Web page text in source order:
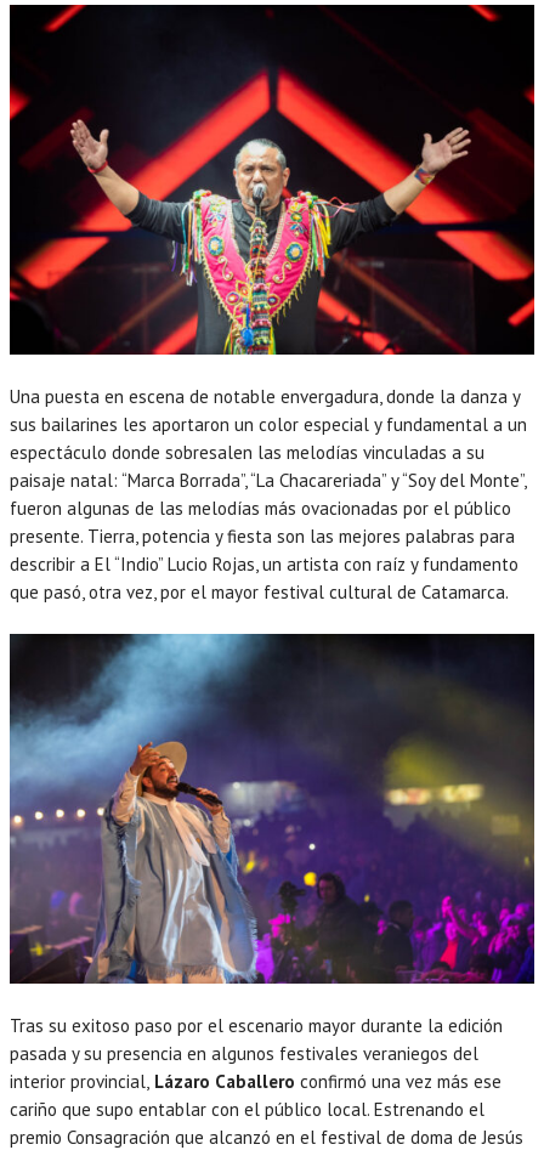
Una puesta en escena de notable envergadura, donde la danza y
sus bailarines les aportaron un color especial y fundamental a un
espectáculo donde sobresalen las melodías vinculadas a su
paisaje natal: “Marca Borrada”, “La Chacareriada” y “Soy del Monte”,
fueron algunas de las melodías más ovacionadas por el público
presente. Tierra, potencia y fiesta son las mejores palabras para
describir a El “Indio” Lucio Rojas, un artista con raíz y fundamento
que pasó, otra vez, por el mayor festival cultural de Catamarca.
Tras su exitoso paso por el escenario mayor durante la edición
pasada y su presencia en algunos festivales veraniegos del
interior provincial, Lázaro Caballero confirmó una vez más ese
cariño que supo entablar con el público local. Estrenando el
premio Consagración que alcanzó en el festival de doma de Jesús